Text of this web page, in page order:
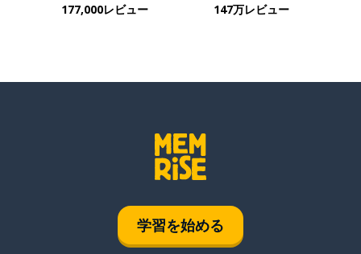
177,000レビュー 147万レビュー
学習を始める